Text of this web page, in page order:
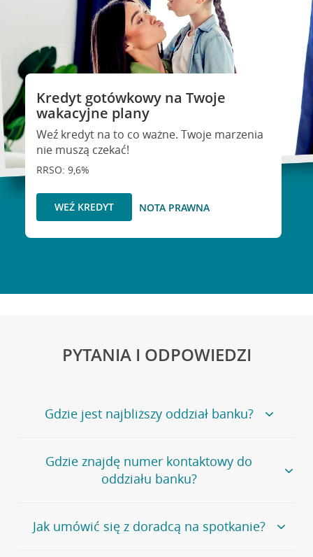
Kredyt gotówkowy na Twoje
wakacyjne plany
Weź kredyt na to co ważne. Twoje marzenia
nie muszą czekać!
RRSO: 9,6%
WEŹ KREDYT NOTA PRAWNA
PYTANIA I ODPOWIEDZI
Gdzie jest najbliższy oddział banku?
Jeśli szukasz oddziału naszego banku, zapraszamy na
stronęPlacówki i bankomaty, na której znajduje się
wygodna wyszukiwarka.
oddziałów
Gdzie znajdę numer kontaktowy do
oddziału banku?
Bank Credit Agricole nie udostępnia ogólnego numeru
telefonu do placówki bankowej.
Jak umówić się z doradcą na spotkanie?